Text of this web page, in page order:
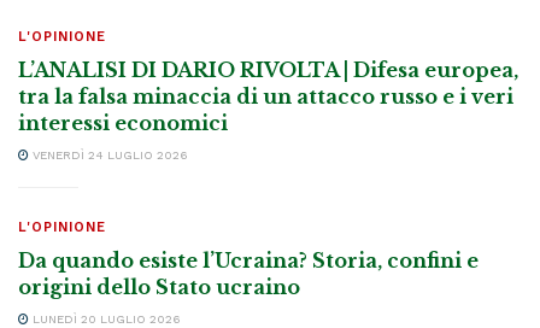
L'OPINIONE
L’ANALISI DI DARIO RIVOLTA | Difesa europea,
tra la falsa minaccia di un attacco russo e i veri
interessi economici
VENERDÌ 24 LUGLIO 2026
L'OPINIONE
Da quando esiste l’Ucraina? Storia, confini e
origini dello Stato ucraino
LUNEDÌ 20 LUGLIO 2026